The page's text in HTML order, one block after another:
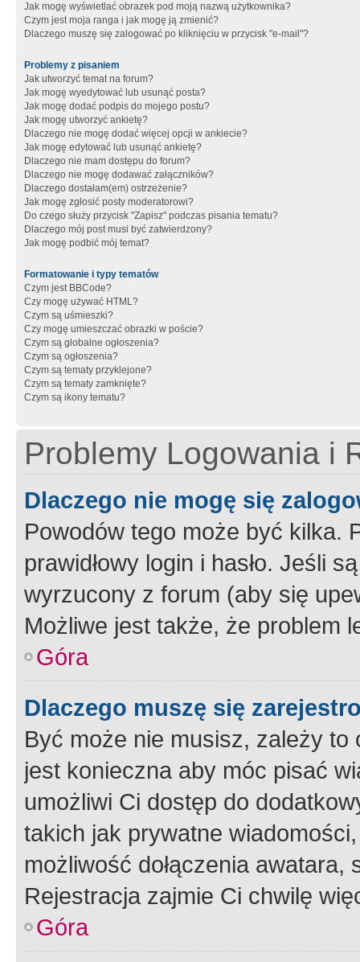
Jak mogę wyświetlać obrazek pod moją nazwą użytkownika?
Czym jest moja ranga i jak mogę ją zmienić?
Dlaczego muszę się zalogować po kliknięciu w przycisk "e-mail"?
Problemy z pisaniem
Jak utworzyć temat na forum?
Jak mogę wyedytować lub usunąć posta?
Jak mogę dodać podpis do mojego postu?
Jak mogę utworzyć ankietę?
Dlaczego nie mogę dodać więcej opcji w ankiecie?
Jak mogę edytować lub usunąć ankietę?
Dlaczego nie mam dostępu do forum?
Dlaczego nie mogę dodawać załączników?
Dlaczego dostałam(em) ostrzeżenie?
Jak mogę zgłosić posty moderatorowi?
Do czego służy przycisk "Zapisz" podczas pisania tematu?
Dlaczego mój post musi być zatwierdzony?
Jak mogę podbić mój temat?
Formatowanie i typy tematów
Czym jest BBCode?
Czy mogę używać HTML?
Czym są uśmieszki?
Czy mogę umieszczać obrazki w poście?
Czym są globalne ogłoszenia?
Czym są ogłoszenia?
Czym są tematy przyklejone?
Czym są tematy zamknięte?
Czym są ikony tematu?
Problemy Logowania i
Dlaczego nie mogę się
Powodów tego może być kilka.
prawidłowy login i hasło. Jeśli
wyrzucony z forum (aby się
Możliwe jest także, że problem
Góra
Dlaczego muszę się
Być może nie musisz, zależy
jest konieczna aby móc pisać
umożliwi Ci dostęp do
takich jak prywatne
możliwość dołączenia
Rejestracja zajmie Ci chwilę
Góra